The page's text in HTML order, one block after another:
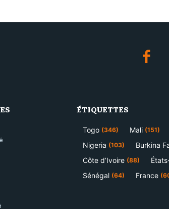
ÉTIQUETTES
Togo (346) Mali (151)
Nigeria (103) Burkina
Côte d’Ivoire (88)
Sénégal (64) France